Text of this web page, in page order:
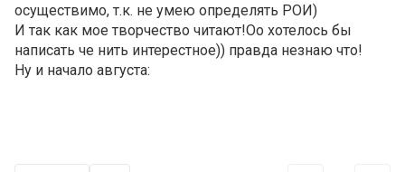
осуществимо, т.к. не умею определять РОИ)
И так как мое творчество читают!Оо хотелось бы
написать че нить интерестное)) правда незнаю что!
Ну и начало августа: